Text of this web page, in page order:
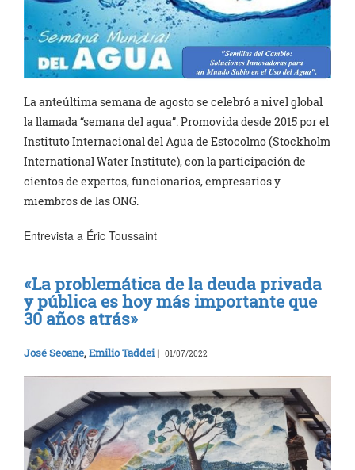
La anteúltima semana de agosto se celebró a nivel global
la llamada “semana del agua”. Promovida desde 2015 por el
Instituto Internacional del Agua de Estocolmo (Stockholm
International Water Institute), con la participación de
cientos de expertos, funcionarios, empresarios y
miembros de las ONG.
Entrevista a Éric Toussaint
«La problemática de la deuda privada
y pública es hoy más importante que
30 años atrás»
José Seoane,Emilio Taddei| 01/07/2022